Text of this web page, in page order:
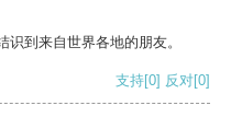
到来自世界各地的朋友。
支持[0] 反对[0]